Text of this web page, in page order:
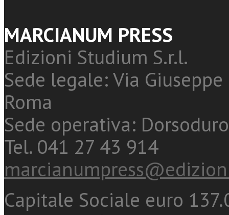
MARCIANUM PRESS
Edizioni Studium S.r.l.
Sede legale: Via
Roma
Sede operativa:
Tel. 041 27 43 914
Capitale Sociale euro